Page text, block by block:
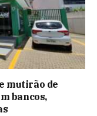
mutirão de
bancos,